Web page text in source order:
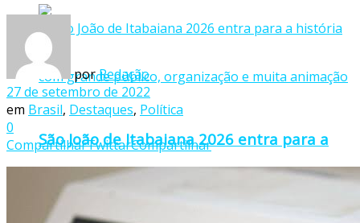
São João de Itabaiana 2026 entra para a
história com grande público, organização e
porRedação
27 de setembro de 2022
em Brasil, Destaques, Política
0
CompartilharTwittarCompartilhar